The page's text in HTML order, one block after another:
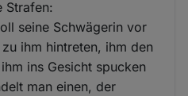
Strafen:
seine Schwägerin vor
ihm hintreten, ihm den
ins Gesicht spucken
man einen, der